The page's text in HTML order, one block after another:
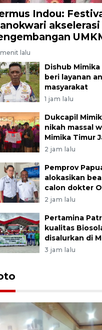
Indou:
akselerasi
lalu
Dishub
beri layanan
masyarakat
1 jam lalu
Dukcapil
nikah massal
Mimika Timur
2 jam lalu
Pemprov
alokasikan
calon dokter
2 jam lalu
Pertamina
kualitas
disalurkan di
3 jam lalu